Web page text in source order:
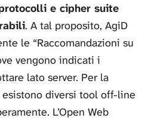
e cipher suite
. A tal proposito, AgiD
le “Raccomandazioni su
vengono indicati i
lato server. Per la
diversi tool off-line
L’Open Web